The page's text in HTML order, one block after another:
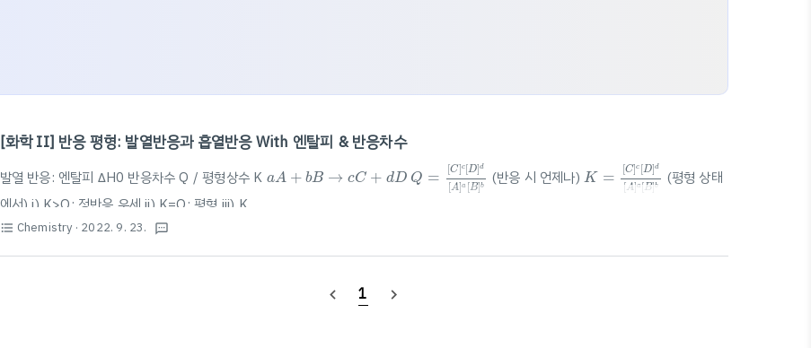
[화학 II] 반응 평형: 발열반응과 흡열반응 With 엔탈피 & 반응차수
발열 반응: 엔탈피 ΔH0 반응차수 Q / 평형상수 K aA + bB → cC + dD
a A b B→ C +dD Q = [C]c [D]d
[A]a [B]b
]c[D]d
(반응 시 언제나) K = [C]c [D]d
[A]a [B]b
c[D]d
(평형 상태
에서) i) K>Q: 정반응 우세 ii) K=Q: 평형 iii) K
format_list_bulleted Chemistry · 2022. 9. 23. textsms
navigate_before 1 navigate_next